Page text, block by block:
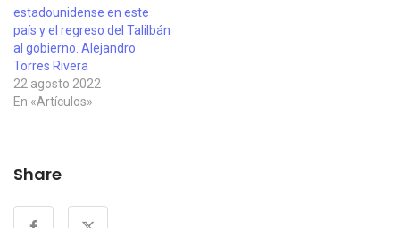
estadounidense en este
país y el regreso del Talilbán
al gobierno. Alejandro
Torres Rivera
22 agosto 2022
En «Artículos»
Share